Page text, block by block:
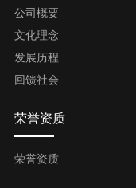
公司概要
文化理念
发展历程
回馈社会
荣誉资质
荣誉资质